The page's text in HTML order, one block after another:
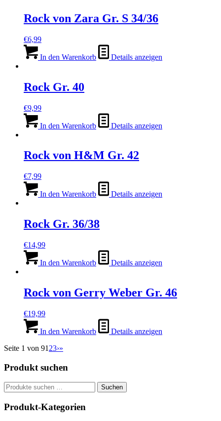
Rock von Zara Gr. S 34/36
€6,99
In den Warenkorb Details anzeigen
Rock Gr. 40
€9,99
In den Warenkorb Details anzeigen
Rock von H&M Gr. 42
€7,99
In den Warenkorb Details anzeigen
Rock Gr. 36/38
€14,99
In den Warenkorb Details anzeigen
Rock von Gerry Weber Gr. 46
€19,99
In den Warenkorb
Details anzeigen
Seite 1 von 91 23›»
Produkt suchen
Suchen
nach:
Suchen
Produkt-Kategorien